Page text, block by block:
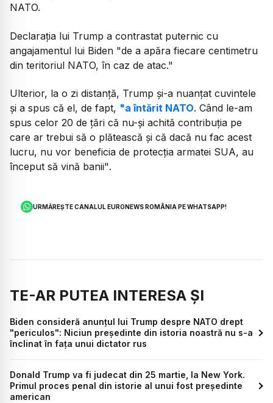
NATO.
Declarația lui Trump a contrastat puternic cu
angajamentul lui Biden "de a apăra fiecare centimetru
din teritoriul NATO, în caz de atac."
Ulterior, la o zi distanță, Trump și-a nuanțat cuvintele
și a spus că el, de fapt, "a întărit NATO. Când le-am
spus celor 20 de ţări că nu-şi achită contribuţia pe
care ar trebui să o plătească şi că dacă nu fac acest
lucru, nu vor beneficia de protecţia armatei SUA, au
început să vină banii".
URMĂREȘTE CANALUL EURONEWS ROMÂNIA PE WHATSAPP!
TE-AR PUTEA INTERESA ȘI
Biden consideră anunţul lui Trump despre NATO drept
"periculos": Niciun preşedinte din istoria noastră nu s-a
înclinat în faţa unui dictator rus
Donald Trump va fi judecat din 25 martie, la New York.
Primul proces penal din istorie al unui fost președinte
american